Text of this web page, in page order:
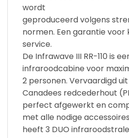
wordt
geproduceerd volgens
normen. Een garantie voor
service.
De Infrawave III RR-110 is
infraroodcabine voor
2 personen. Vervaardigd
Canadees redcederhout
perfect afgewerkt en
met alle nodige
heeft 3 DUO